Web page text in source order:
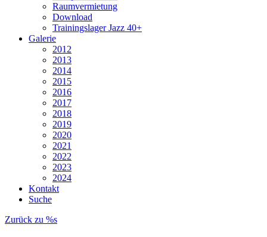
Raumvermietung
Download
Trainingslager Jazz 40+
Galerie
2012
2013
2014
2015
2016
2017
2018
2019
2020
2021
2022
2023
2024
Kontakt
Suche
Zurück zu %s